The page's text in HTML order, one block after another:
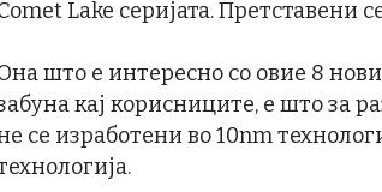
Lake серијата. Претставени
што е интересно со овие 8
кај корисниците, е што за
се изработени во 10nm